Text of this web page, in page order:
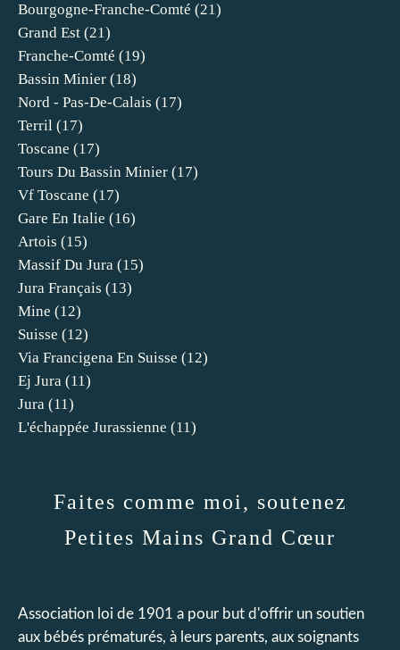
Bourgogne-Franche-Comté (21)
Grand Est (21)
Franche-Comté (19)
Bassin Minier (18)
Nord - Pas-De-Calais (17)
Terril (17)
Toscane (17)
Tours Du Bassin Minier (17)
Vf Toscane (17)
Gare En Italie (16)
Artois (15)
Massif Du Jura (15)
Jura Français (13)
Mine (12)
Suisse (12)
Via Francigena En Suisse (12)
Ej Jura (11)
Jura (11)
L'échappée Jurassienne (11)
Faites comme moi, soutenez
Petites Mains Grand Cœur
Association loi de 1901 a pour but d'offrir un soutien
aux bébés prématurés, à leurs parents, aux soignants